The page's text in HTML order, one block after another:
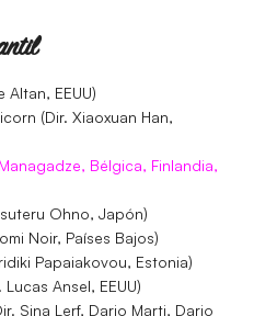
EEUU)
(Dir. Xiaoxuan Han,
Bélgica, Finlandia,
Ohno, Japón)
Noir, Países Bajos)
Papaiakovou, Estonia)
Ansel, EEUU)
Sina Lerf, Dario Marti, Dario